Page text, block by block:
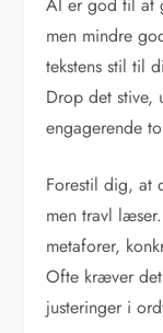
AI er god til at
men mindre
tekstens stil til
Drop det stive,
engagerende
Forestil dig, at
men travl
metaforer,
Ofte kræver
justeringer i